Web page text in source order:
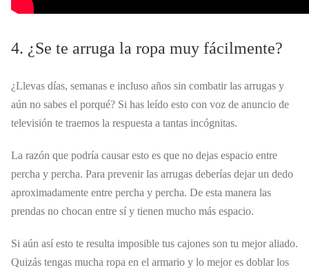
4. ¿Se te arruga la ropa muy fácilmente?
¿Llevas días, semanas e incluso años sin combatir las arrugas y
aún no sabes el porqué? Si has leído esto con voz de anuncio de
televisión te traemos la respuesta a tantas incógnitas.
La razón que podría causar esto es que no dejas espacio entre
percha y percha. Para prevenir las arrugas deberías dejar un dedo
aproximadamente entre percha y percha. De esta manera las
prendas no chocan entre sí y tienen mucho más espacio.
Si aún así esto te resulta imposible tus cajones son tu mejor aliado.
Quizás tengas mucha ropa en el armario y lo mejor es doblar los